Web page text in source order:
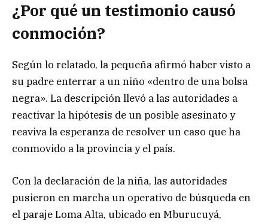
¿Por qué un testimonio causó
conmoción?
Según lo relatado, la pequeña afirmó haber visto a
su padre enterrar a un niño «dentro de una bolsa
negra». La descripción llevó a las autoridades a
reactivar la hipótesis de un posible asesinato y
reaviva la esperanza de resolver un caso que ha
conmovido a la provincia y el país.
Con la declaración de la niña, las autoridades
pusieron en marcha un operativo de búsqueda en
el paraje Loma Alta, ubicado en Mburucuyá,